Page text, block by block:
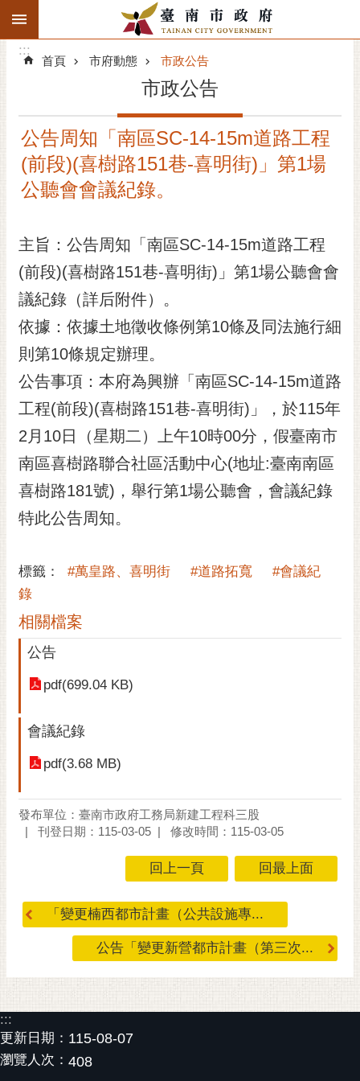
跳到主要內容區塊
搜
階
精彩府城
市府動態
市政資訊
市民互動
黃
偉
哲
光
花
祭
網
站
閱
RSS
電
子
報
信
箱
日
本
語
隱
:::
:::
首頁 市府動態 市政公告
市政公告
公告周知「南區SC-14-15m道路工程
(前段)(喜樹路151巷-喜明街)」第1場
公聽會會議紀錄。
主旨：公告周知「南區SC-14-15m道路工程
(前段)(喜樹路151巷-喜明街)」第1場公聽會會
議紀錄（詳后附件）。
依據：依據土地徵收條例第10條及同法施行細
則第10條規定辦理。
公告事項：本府為興辦「南區SC-14-15m道路
工程(前段)(喜樹路151巷-喜明街)」，於115年
2月10日（星期二）上午10時00分，假臺南市
南區喜樹路聯合社區活動中心(地址:臺南南區
喜樹路181號)，舉行第1場公聽會，會議紀錄
特此公告周知。
標籤： #萬皇路、喜明街 #道路拓寬
#會議紀
錄
相關檔案
公告
pdf(699.04 KB)
會議紀錄
pdf(3.68 MB)
發布單位：臺南市政府工務局新建工程科三股
刊登日期：115-03-05
修改時間：115-03-05
回上一頁 回最上面
「變更楠西都市計畫（公共設施專...
公告「變更新營都市計畫（第三次...
:::
更新日期： 115-08-07
瀏覽人次： 408